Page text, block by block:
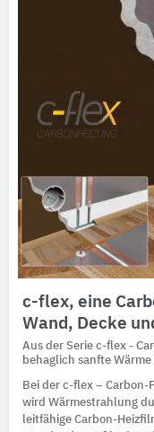
c-flex, eine
Wand, Decke
Aus der Serie c-flex -
behaglich sanfte
Bei der c-flex – Carbon-
wird Wärmestrahlung
leitfähige Carbon-